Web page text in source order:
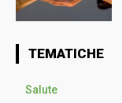
TEMATICHE
Salute